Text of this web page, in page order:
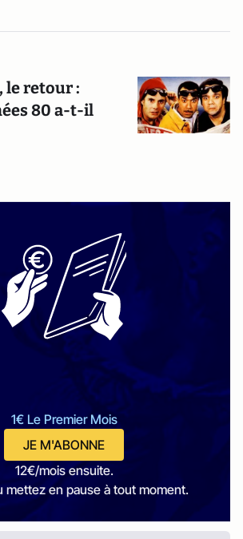
le retour :
80 a-t-il
1€ Le Premier Mois
JE M'ABONNE
12€/mois ensuite.
mettez en pause à tout moment.